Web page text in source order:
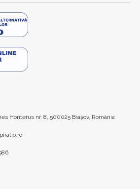
Honterus nr. 8, 500025 Brașov, România